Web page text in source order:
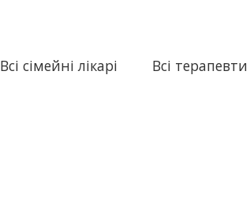
Всі сімейні лікарі Всі терапевти